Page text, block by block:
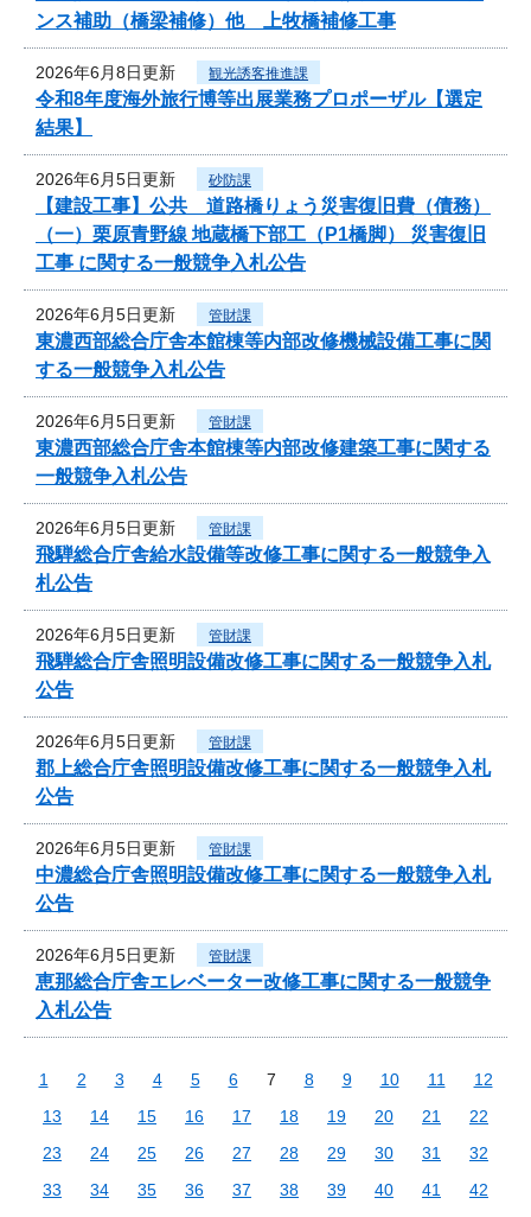
ンス補助（橋梁補修）他 上牧橋補修工事
2026年6月8日更新 観光誘客推進課
令和8年度海外旅行博等出展業務プロポーザル【選定
結果】
2026年6月5日更新 砂防課
【建設工事】公共 道路橋りょう災害復旧費（債務）
（一）栗原青野線 地蔵橋下部工（P1橋脚） 災害復旧
工事 に関する一般競争入札公告
2026年6月5日更新 管財課
東濃西部総合庁舎本館棟等内部改修機械設備工事に関
する一般競争入札公告
2026年6月5日更新 管財課
東濃西部総合庁舎本館棟等内部改修建築工事に関する
一般競争入札公告
2026年6月5日更新 管財課
飛騨総合庁舎給水設備等改修工事に関する一般競争入
札公告
2026年6月5日更新 管財課
飛騨総合庁舎照明設備改修工事に関する一般競争入札
公告
2026年6月5日更新 管財課
郡上総合庁舎照明設備改修工事に関する一般競争入札
公告
2026年6月5日更新 管財課
中濃総合庁舎照明設備改修工事に関する一般競争入札
公告
2026年6月5日更新 管財課
恵那総合庁舎エレベーター改修工事に関する一般競争
入札公告
1 2 3 4 5 6 7 8 9 10 11
12
13
14 15 16 17 18 19 20 21
22
23
24 25 26 27 28 29 30 31
32
33
34 35 36 37 38 39 40 41
42